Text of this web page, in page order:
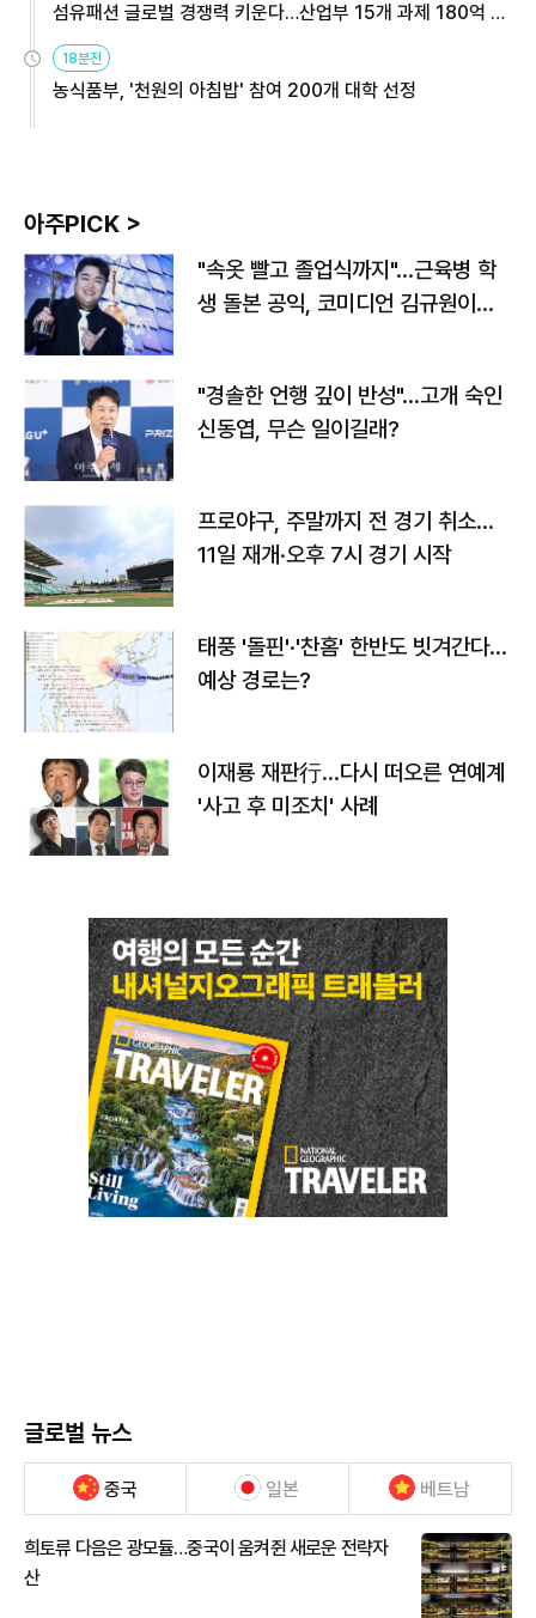
섬유패션 글로벌 경쟁력 키운다…산업부 15개 과제 180억 지
원
18분전
농식품부, '천원의 아침밥' 참여 200개 대학 선정
아주PICK >
"속옷 빨고 졸업식까지"…근육병 학
생 돌본 공익, 코미디언 김규원이었
"경솔한 언행 깊이 반성"…고개 숙인
신동엽, 무슨 일이길래?
프로야구, 주말까지 전 경기 취소…
11일 재개·오후 7시 경기 시작
태풍 '돌핀'·'찬홈' 한반도 빗겨간다…
예상 경로는?
이재룡 재판行…다시 떠오른 연예계
'사고 후 미조치' 사례
글로벌 뉴스
중국 일본 베트남
희토류 다음은 광모듈…중국이 움켜쥔 새로운 전략자
산